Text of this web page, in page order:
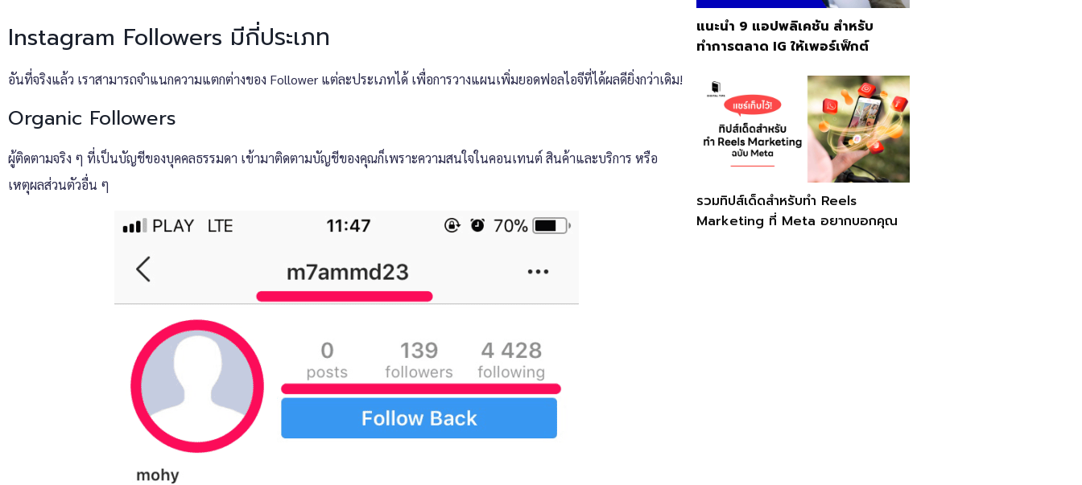
Instagram Followers มีกี่ประเภท
อันที่จริงแล้ว เราสามารถจำแนกความแตกต่างของ Follower แต่ละประเภทได้ เพื่อการวางแผนเพิ่มยอดฟอลไอจีที่ได้ผลดียิ่งกว่าเดิม!
Organic Followers
ผู้ติดตามจริง ๆ ที่เป็นบัญชีของบุคคลธรรมดา เข้ามาติดตามบัญชีของคุณก็เพราะความสนใจในคอนเทนต์ สินค้าและบริการ หรือ
เหตุผลส่วนตัวอื่น ๆ
แนะนำ 9 แอปพลิเคชัน สำหรับ
ทำการตลาด IG ให้เพอร์เฟ็กต์
รวมทิปส์เด็ดสำหรับทำ Reels
Marketing ที่ Meta อยากบอกคุณ